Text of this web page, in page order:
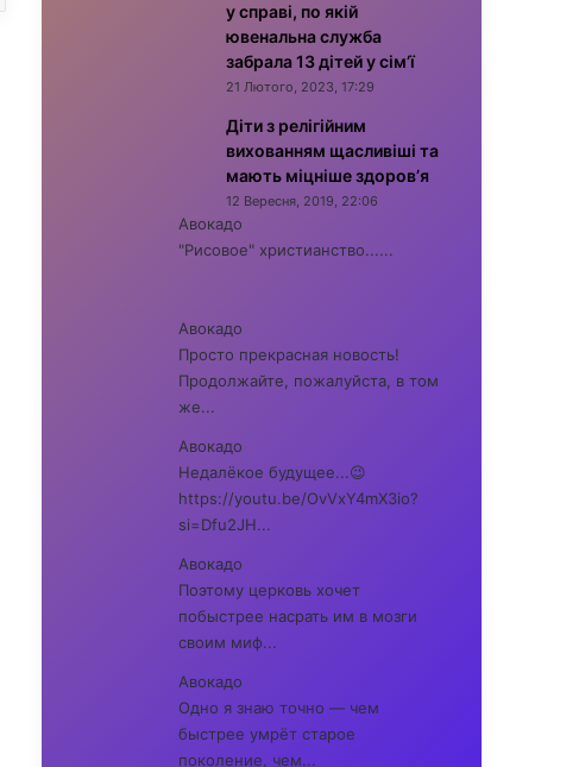
у справі, по якій
ювенальна служба
забрала 13 дітей у сім’ї
21 Лютого, 2023, 17:29
Діти з релігійним
вихованням щасливіші та
мають міцніше здоров’я
12 Вересня, 2019, 22:06
Авокадо
"Рисовое" христианство......
Авокадо
Просто прекрасная новость!
Продолжайте, пожалуйста, в том
же...
Авокадо
Недалёкое будущее...😉
https://youtu.be/OvVxY4mX3io?
si=Dfu2JH...
Авокадо
Поэтому церковь хочет
побыстрее насрать им в мозги
своим миф...
Авокадо
Одно я знаю точно — чем
быстрее умрёт старое
поколение, чем...